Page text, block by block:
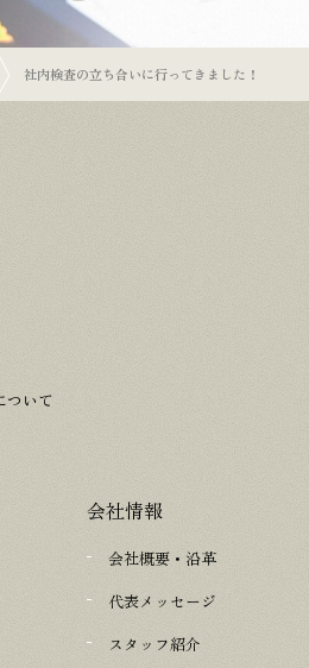
社内検査の立ち合いに行ってきました！
ついて
会社情報
会社概要・沿革
代表メッセージ
スタッフ紹介